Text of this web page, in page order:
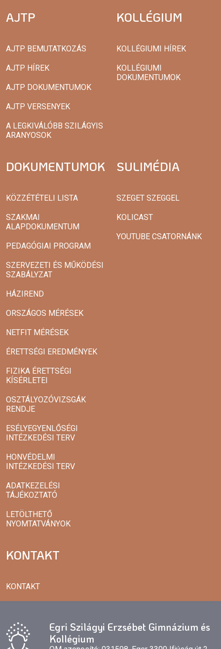
AJTP
AJTP BEMUTATKOZÁS
AJTP HÍREK
AJTP DOKUMENTUMOK
AJTP VERSENYEK
A LEGKIVÁLÓBB SZILÁGYIS
ARANYOSOK
KOLLÉGIUM
KOLLÉGIUMI HÍREK
KOLLÉGIUMI
DOKUMENTUMOK
DOKUMENTUMOK
KÖZZÉTÉTELI LISTA
SZAKMAI
ALAPDOKUMENTUM
PEDAGÓGIAI PROGRAM
SZERVEZETI ÉS MŰKÖDÉSI
SZABÁLYZAT
HÁZIREND
ORSZÁGOS MÉRÉSEK
NETFIT MÉRÉSEK
ÉRETTSÉGI EREDMÉNYEK
FIZIKA ÉRETTSÉGI
KÍSÉRLETEI
OSZTÁLYOZÓVIZSGÁK
RENDJE
ESÉLYEGYENLŐSÉGI
INTÉZKEDÉSI TERV
HONVÉDELMI
INTÉZKEDÉSI TERV
ADATKEZELÉSI
TÁJÉKOZTATÓ
LETÖLTHETŐ
NYOMTATVÁNYOK
SULIMÉDIA
SZEGET SZEGGEL
KOLICAST
YOUTUBE CSATORNÁNK
KONTAKT
KONTAKT
Egri Szilágyi Erzsébet Gimnázium és
Kollégium